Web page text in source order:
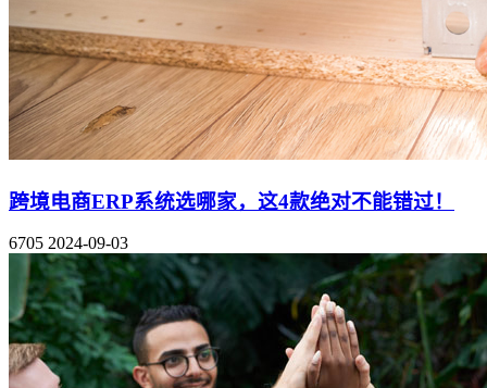
跨境电商ERP系统选哪家，这4款绝对不能错过！
6705 2024-09-03